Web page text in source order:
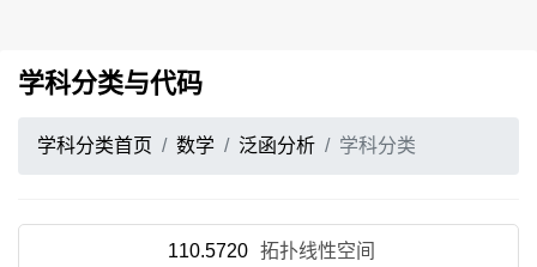
学科分类与代码
学科分类首页 数学 泛函分析 学科分类
110.5720 拓扑线性空间